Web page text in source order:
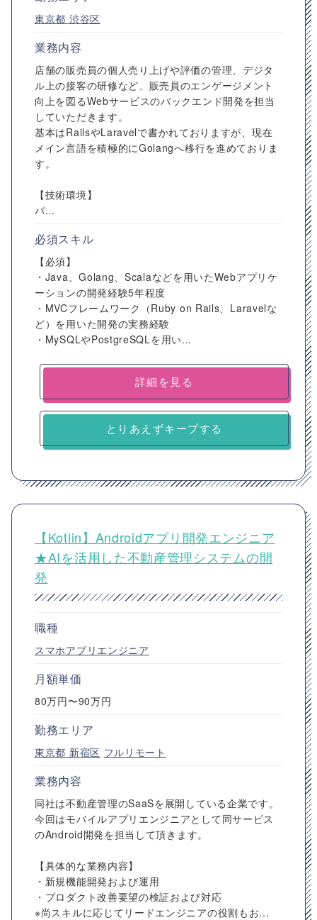
東京都 渋谷区
業務内容
店舗の販売員の個人売り上げや評価の管理、デジタ
ル上の接客の研修など、販売員のエンゲージメント
向上を図るWebサービスのバックエンド開発を担当
していただきます。
基本はRailsやLaravelで書かれておりますが、現在
メイン言語を積極的にGolangへ移行を進めておりま
す。
【技術環境】
バ...
必須スキル
【必須】
・Java、Golang、Scalaなどを用いたWebアプリケ
ーションの開発経験5年程度
・MVCフレームワーク（Ruby on Rails、Laravelな
ど）を用いた開発の実務経験
・MySQLやPostgreSQLを用い...
詳細を見る
とりあえずキープする
【Kotlin】Androidアプリ開発エンジニア
★AIを活用した不動産管理システムの開
発
職種
スマホアプリエンジニア
月額単価
80万円〜90万円
勤務エリア
東京都 新宿区 フルリモート
業務内容
同社は不動産管理のSaaSを展開している企業です。
今回はモバイルアプリエンジニアとして同サービス
のAndroid開発を担当して頂きます。
【具体的な業務内容】
・新規機能開発および運用
・プロダクト改善要望の検証および対応
※尚スキルに応じてリードエンジニアの役割もお...